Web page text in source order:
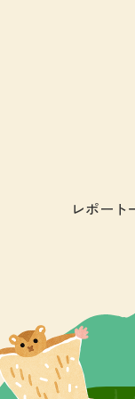
レポート